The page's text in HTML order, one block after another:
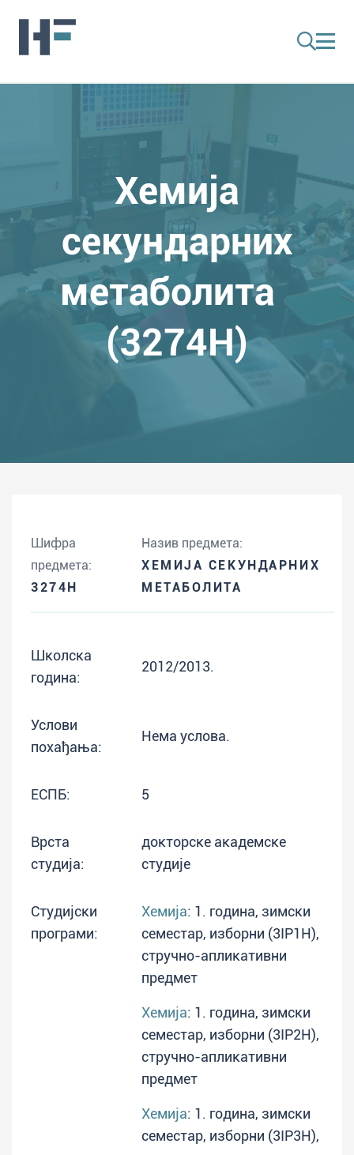
Хемија
секундарних
метаболита
(3274H)
Шифра
предмета:
3274H
Назив предмета:
ХЕМИЈА СЕКУНДАРНИХ
МЕТАБОЛИТА
Школска
година:
2012/2013.
Услови
похађања:
Нема услова.
ЕСПБ: 5
Врста
студија:
докторске академске
студије
Студијски
програми:
Хемија: 1. година, зимски
семестар, изборни (3IP1H),
стручно-апликативни
предмет
Хемија: 1. година, зимски
семестар, изборни (3IP2H),
стручно-апликативни
предмет
Хемија: 1. година, зимски
семестар, изборни (3IP3H),